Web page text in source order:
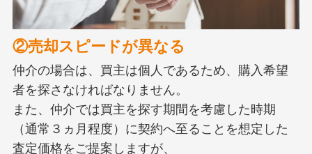
②売却スピードが異なる
仲介の場合は、買主は個人であるため、購入希望
者を探さなければなりません。
また、仲介では買主を探す期間を考慮した時期
（通常３ヵ月程度）に契約へ至ることを想定した
査定価格をご提案しますが、